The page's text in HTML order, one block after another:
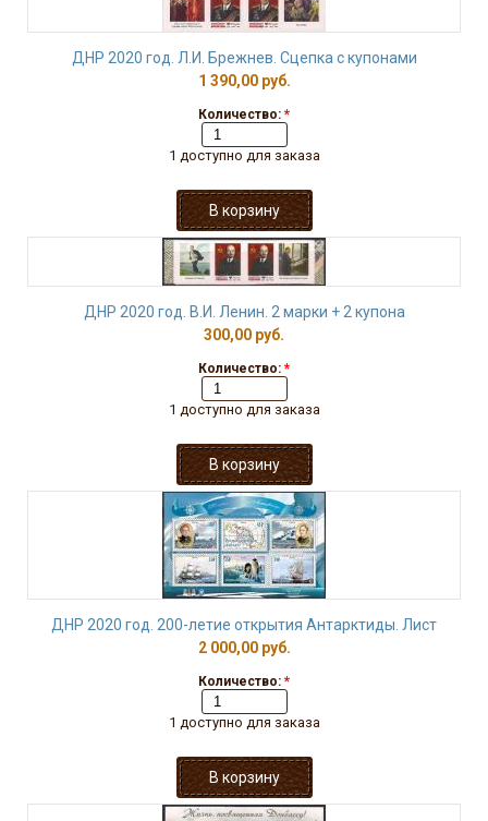
ДНР 2020 год. Л.И. Брежнев. Сцепка с купонами
1 390,00 руб.
Количество: *
1 доступно для заказа
ДНР 2020 год. В.И. Ленин. 2 марки + 2 купона
300,00 руб.
Количество: *
1 доступно для заказа
ДНР 2020 год. 200-летие открытия Антарктиды. Лист
2 000,00 руб.
Количество: *
1 доступно для заказа